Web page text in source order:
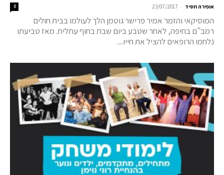
אופירה חסיד -
23/07/2017
0
המוסיקאי והזמר אמיר פרישר גוטמן הלך לעולמו בבית חולים
רמב"ם בחיפה, לאחר שטבע ביום שבת בחוף עתלית. מאז טביעתו
נלחמו הרופאים להציל את חייו....